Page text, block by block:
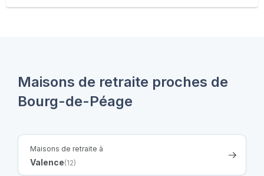
Maisons de retraite proches de
Bourg-de-Péage
Maisons de retraite à
Valence(12)